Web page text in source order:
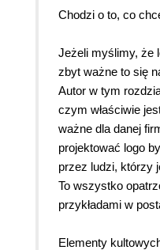
Chodzi o to, co
Jeżeli myślimy, że
zbyt ważne to się
Autor w tym
czym właściwie
ważne dla danej
projektować logo
przez ludzi, którzy
To wszystko
przykładami w
Elementy